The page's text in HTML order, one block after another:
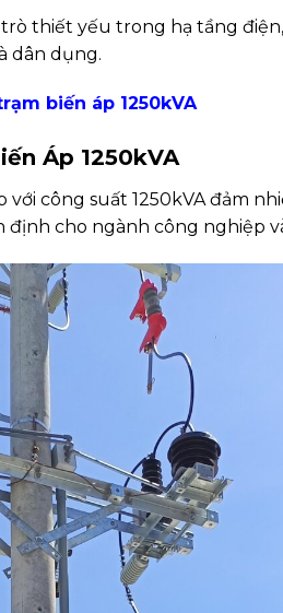
trò thiết yếu trong hạ tầng
dân dụng.
biến áp 1250kVA
Áp 1250kVA
công suất 1250kVA đảm
cho ngành công nghiệp